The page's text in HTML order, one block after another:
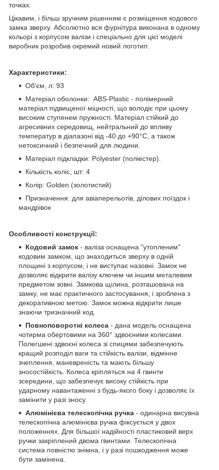
точках.
Цікавим, і більш зручним рішенням є розміщення кодового
замка зверху. Абсолютно вся фурнітура виконана в одному
кольорі з корпусом валізи і спеціально для цієї моделі
виробник розробив окремий новий логотип.
Характеристики:
Об'єм, л: 93
Матеріал оболонки: ABS-Plastic - полімерний
матеріал підвищеної міцності, що володіє при цьому
високим ступенем пружності. Матеріал стійкий до
агресивних середовищ, нейтральний до впливу
температур в діапазоні від -40 до +90°С, а також
нетоксичний і безпечний для людини.
Матеріал підкладки: Polyester (поліестер).
Кількість коліс, шт: 4
Колір: Golden (золотистий)
Призначення: для авіаперельотів, ділових поїздок і
мандрівок
Особливості конструкції:
Кодовий замок - валіза оснащена "утопленим"
кодовим замком, що знаходиться зверху в одній
площині з корпусом, і не виступає назовні. Замок не
дозволяє відкрити валізу ключем чи іншим металевим
предметом зовні. Замкова щілина, розташована на
замку, не має практичного застосування, і зроблена з
декоративною метою. Замок можна відкрити лише
знаючи тризначний код.
Повноповоротні колеса - дана модель оснащена
чотирма обертовими на 360° здвоєними колесами.
Полегшені здвоєні колеса зі спицями забезпечують
кращий розподіл ваги та стійкість валізи, відмінне
зчеплення, маневреність та мають більшу
зносостійкість. Колеса кріпляться на 4 гвинти
зсередини, що забезпечує високу стійкість при
ударному навантаженні з будь-якого боку і дозволяє їх
замінити у разі зносу.
Алюмінієва телескопічна ручка - одинарна висувна
телескопічна алюмінієва ручка фіксується у двох
положеннях. Для більшої надійності пластиковий верх
ручки закріплений двома гвинтами. Телескопічна
система повністю знімна, і у разі пошкодження може
бути замінена.